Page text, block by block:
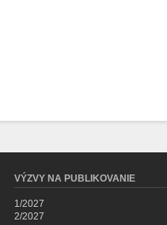
VÝZVY NA PUBLIKOVANIE
1/2027
2/2027